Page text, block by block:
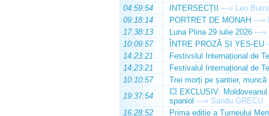
04:59:54
INTERSECȚII —» Leo
09:18:14
PORTRET DE MONAH —»
17:38:13
Luna Plina 29 iulie 2026 —»
10:09:57
ÎNTRE PROZĂ ȘI YES-EU
14:23:21
Festivslul Internațional de
14:23:21
Festivalul Internațional de
10:10:57
Trei morți pe șantier, muncă
19:37:54
💥 EXCLUSIV:
spaniol —» Sandu GRECU
16:28:52
Prima ediție a Turneului